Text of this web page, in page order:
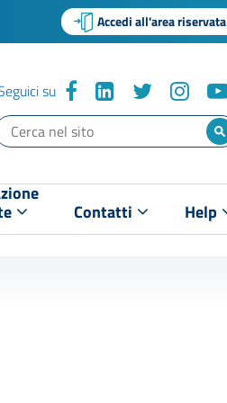
Accedi all'area riservata
su
Contatti Help